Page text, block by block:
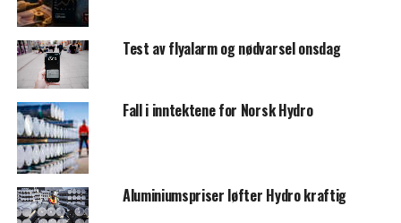
Test av flyalarm og nødvarsel onsdag
Fall i inntektene for Norsk Hydro
Aluminiumspriser løfter Hydro kraftig